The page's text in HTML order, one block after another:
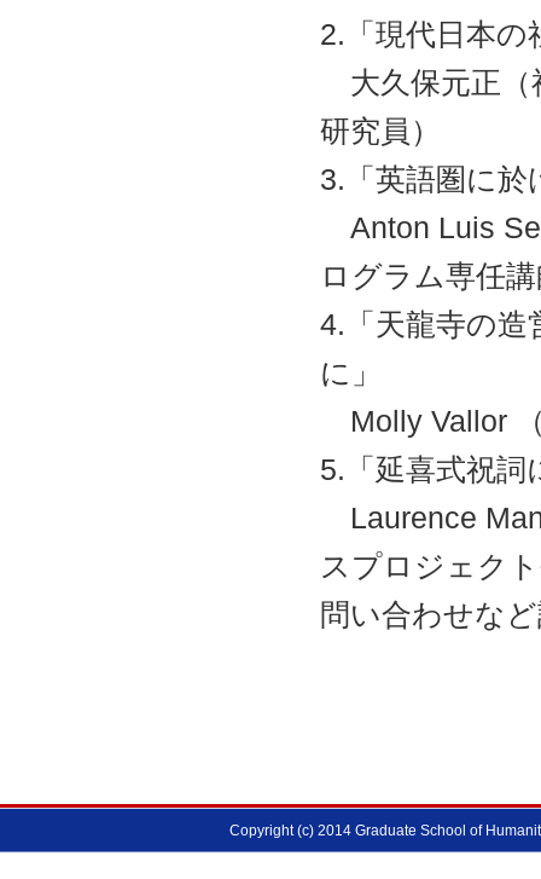
2.「現代日本
大久保元正（
研究員）
3.「英語圏に於
Anton Luis
ログラム専任
4.「天龍寺の造
に」
Molly Vallor
5.「延喜式祝
Laurence
スプロジェク
問い合わせな
Copyright (c) 2014 Graduate School of